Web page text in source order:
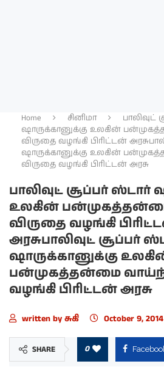
Home சினிமா
பாலிவுட்
ஷாருக்கானுக்கு உலகின்
விருதை வழங்கி பிரிட்டன் அரசு
ஷாருக்கானுக்கு உலகின்
விருதை வழங்கி பிரிட்டன் அரசு
பாலிவுட் சூப்பர் ஸ்டார்
உலகின்
விருதை வழங்கி
அரசுபாலிவுட் சூப்பர்
ஷாருக்கானுக்கு
பன்முகத்தன்மை
வழங்கி பிரிட்டன் அரசு
written by சுகி October 9, 2014
SHARE 0